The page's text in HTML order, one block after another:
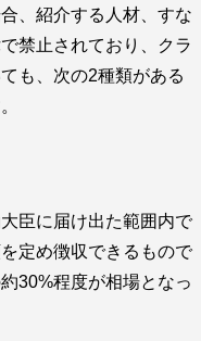
、紹介する人材、すな
禁止されており、クラ
も、次の2種類がある
臣に届け出た範囲内で
定め徴収できるもので
30%程度が相場となっ